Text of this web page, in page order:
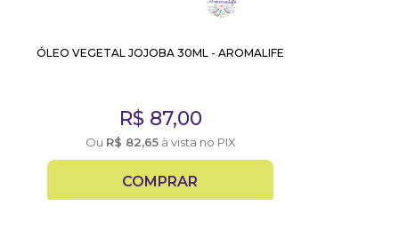
ÓLEO VEGETAL JOJOBA 30ML - AROMALIFE
R$ 87,00
Ou R$ 82,65à vista no PIX
COMPRAR